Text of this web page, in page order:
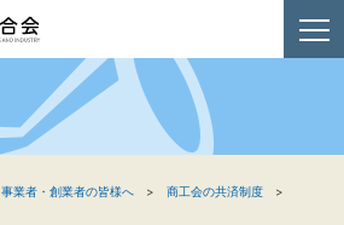
新着情報
事業者・創業者の皆様へ
商工会の共済制度